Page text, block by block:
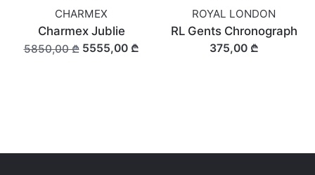
CHARMEX
Charmex Jublie
5850,00 ₾5555,00 ₾
ROYAL LONDON
RL Gents Chronograph
375,00 ₾